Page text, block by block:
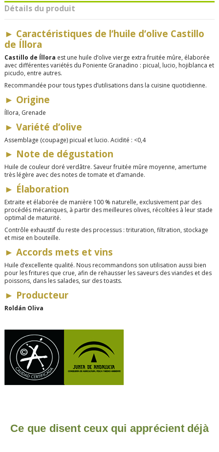
Détails du produit
► Caractéristiques de l’huile d’olive Castillo
de Íllora
Castillo de Íllora est une huile d’olive vierge extra fruitée mûre, élaborée
avec différentes variétés du Poniente Granadino : picual, lucio, hojiblanca et
picudo, entre autres.
Recommandée pour tous types d’utilisations dans la cuisine quotidienne.
► Origine
Íllora, Grenade
► Variété d’olive
Assemblage (coupage) picual et lucio. Acidité : <0,4
► Note de dégustation
Huile de couleur doré verdâtre. Saveur fruitée mûre moyenne, amertume
très légère avec des notes de tomate et d’amande.
► Élaboration
Extraite et élaborée de manière 100 % naturelle, exclusivement par des
procédés mécaniques, à partir des meilleures olives, récoltées à leur stade
optimal de maturité.
Contrôle exhaustif du reste des processus : trituration, filtration, stockage
et mise en bouteille.
► Accords mets et vins
Huile d’excellente qualité. Nous recommandons son utilisation aussi bien
pour les fritures que crue, afin de rehausser les saveurs des viandes et des
poissons, dans les salades, sur des toasts.
► Producteur
Roldán Oliva
Ce que disent ceux qui apprécient déjà